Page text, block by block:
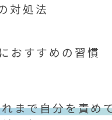
対処法
おすすめの習慣
まで自分を責め